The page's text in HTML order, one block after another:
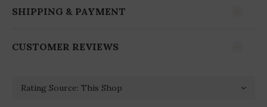
SHIPPING & PAYMENT
CUSTOMER REVIEWS